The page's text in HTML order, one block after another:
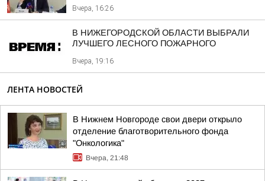
Вчера, 16:26
В НИЖЕГОРОДСКОЙ ОБЛАСТИ ВЫБРАЛИ
ЛУЧШЕГО ЛЕСНОГО ПОЖАРНОГО
Вчера, 19:16
ЛЕНТА НОВОСТЕЙ
В Нижнем Новгороде свои двери открыло
отделение благотворительного фонда
"Онкологика"
Вчера, 21:48